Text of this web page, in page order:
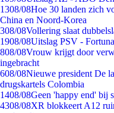
1308/08Hoe 30 landen zich
China en Noord-Korea
308/08Vollering slaat
1908/08Uitslag PSV -
808/08Vrouw krijgt door
ingebracht
608/08Nieuwe president De
drugskartels Colombia
1408/08Geen 'happy end' bij
4308/08XR blokkeert A12